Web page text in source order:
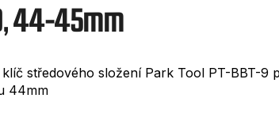
44-45mm
středového složení Park Tool PT-BBT-9
44mm